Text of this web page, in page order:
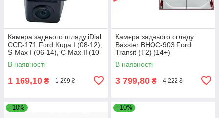
Камера заднього огляду iDial
CCD-171 Ford Kuga I (08-12),
S-Max I (06-14), C-Max II (10-
19), Focus II (04-11),
В наявності
1 169,10 ₴ 1 299 ₴
Камера заднього огляду
Baxster BHQC-903 Ford
Transit (T2) (14+)
В наявності
3 799,80 ₴ 4 222 ₴
–10% –10%